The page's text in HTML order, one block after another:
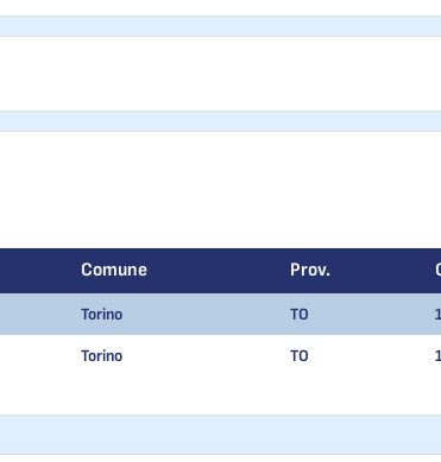
Comune Prov.
Torino TO
Torino TO